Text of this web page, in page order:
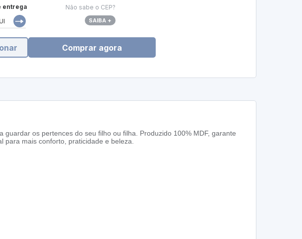
entrega
Não sabe o CEP?
SAIBA +
Comprar agora
os pertences do seu filho ou filha. Produzido 100% MDF, garante
mais conforto, praticidade e beleza.